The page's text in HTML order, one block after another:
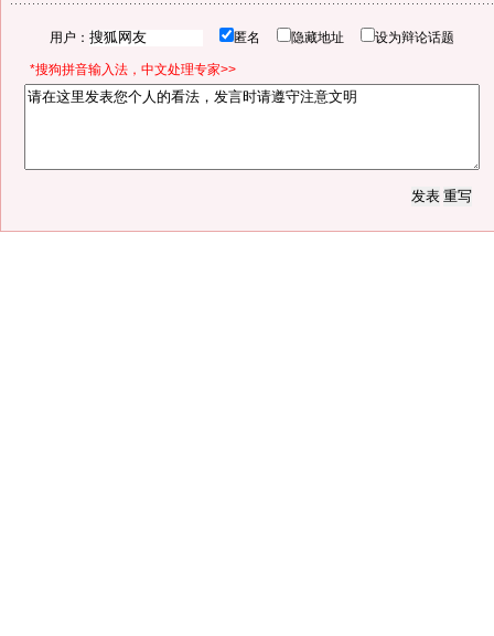
用户： 匿名 隐藏地址 设为辩论话题
*搜狗拼音输入法，中文处理专家>>